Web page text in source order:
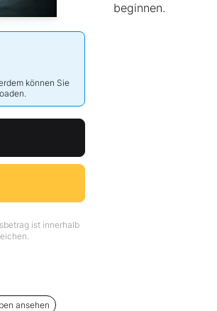
können Sie
ist innerhalb
beginnen.
ansehen